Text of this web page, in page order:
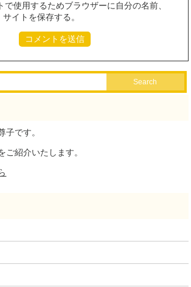
で使用するためブラウザーに自分の名前、
イトを保存する。
子です。
ご紹介いたします。